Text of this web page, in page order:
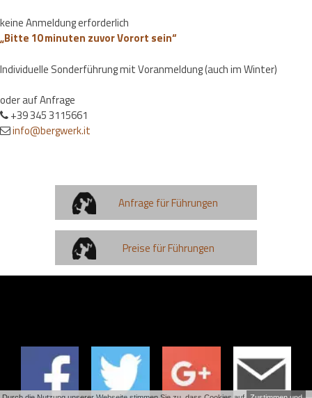
keine Anmeldung erforderlich
„Bitte 10 minuten zuvor Vorort sein“
Individuelle Sonderführung mit Voranmeldung (auch im Winter)
oder auf Anfrage
+39 345 3115661
info@bergwerk.it
Anfrage für Führungen
Preise für Führungen